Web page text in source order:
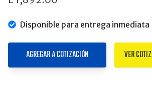
Disponible para entrega inmediata
AGREGAR A COTIZACIÓN VER